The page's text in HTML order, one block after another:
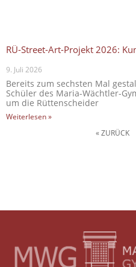
RÜ-Street-Art-Projekt 2026:
9. Juli 2026
Bereits zum sechsten Mal
Schüler des Maria-Wächtler-
um die Rüttenscheider
Weiterlesen »
« ZURÜCK